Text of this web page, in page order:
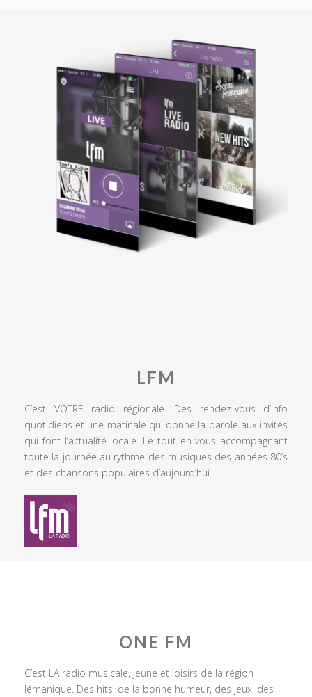
LFM
C’est VOTRE radio régionale. Des rendez-vous d’info
quotidiens et une matinale qui donne la parole aux invités
qui font l’actualité locale. Le tout en vous accompagnant
toute la journée au rythme des musiques des années 80’s
et des chansons populaires d’aujourd’hui.
ONE FM
C’est LA radio musicale, jeune et loisirs de la région
lémanique. Des hits, de la bonne humeur, des jeux, des